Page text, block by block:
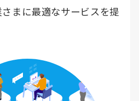
まに最適なサービスを提